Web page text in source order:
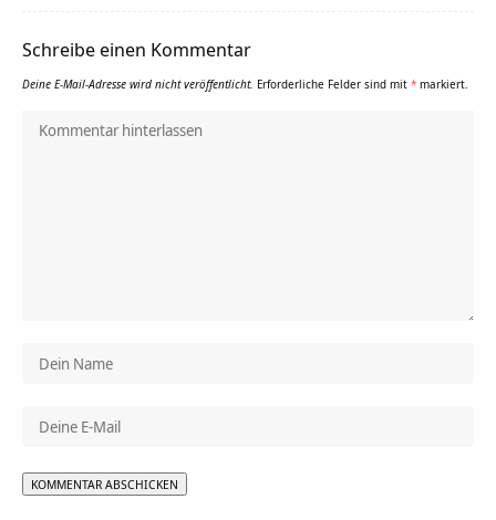
Schreibe einen Kommentar
Deine E-Mail-Adresse wird nicht veröffentlicht. Erforderliche Felder sind mit * markiert.